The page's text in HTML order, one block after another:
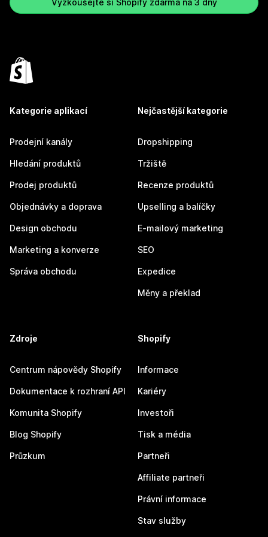
Vyzkoušejte si Shopify zdarma na 3 dny
Kategorie aplikací
Prodejní kanály
Hledání produktů
Prodej produktů
Objednávky a doprava
Design obchodu
Marketing a konverze
Správa obchodu
Nejčastější kategorie
Dropshipping
Tržiště
Recenze produktů
Upselling a balíčky
E-mailový marketing
SEO
Expedice
Měny a překlad
Zdroje
Centrum nápovědy Shopify
Dokumentace k rozhraní API
Komunita Shopify
Blog Shopify
Průzkum
Shopify
Informace
Kariéry
Investoři
Tisk a média
Partneři
Affiliate partneři
Právní informace
Stav služby